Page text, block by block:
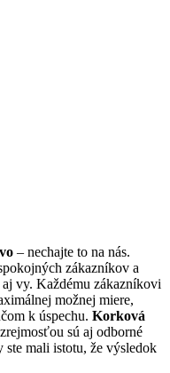
– nechajte to na nás.
zákazníkov a
vy. Každému zákazníkovi
možnej miere,
k úspechu. Korková
sú aj odborné
ste mali istotu, že výsledok